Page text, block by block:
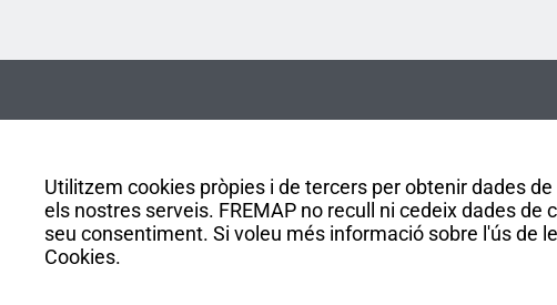
Utilitzem cookies pròpies i de tercers per obtenir dades
els nostres serveis. FREMAP no recull ni cedeix dades de
seu consentiment. Si voleu més informació sobre l'ús de
Cookies.